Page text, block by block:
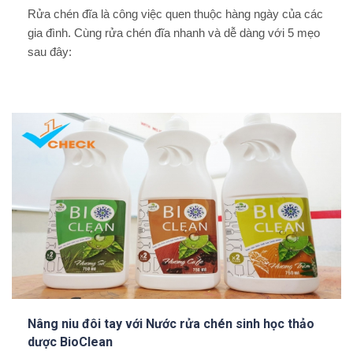
Rửa chén đĩa là công việc quen thuộc hàng ngày của các
gia đình. Cùng rửa chén đĩa nhanh và dễ dàng với 5 mẹo
sau đây:
Nâng niu đôi tay với Nước rửa chén sinh học thảo
dược BioClean